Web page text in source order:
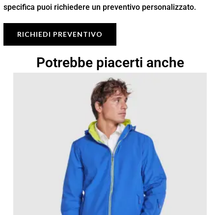
specifica puoi richiedere un preventivo personalizzato.
RICHIEDI PREVENTIVO
Potrebbe piacerti anche
a
38,85 €